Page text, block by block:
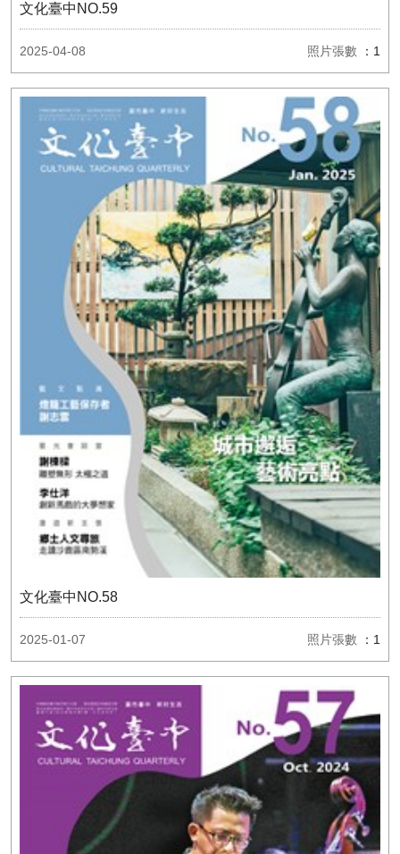
文化臺中NO.59
2025-04-08 照片張數 ：1
文化臺中NO.58
2025-01-07 照片張數 ：1